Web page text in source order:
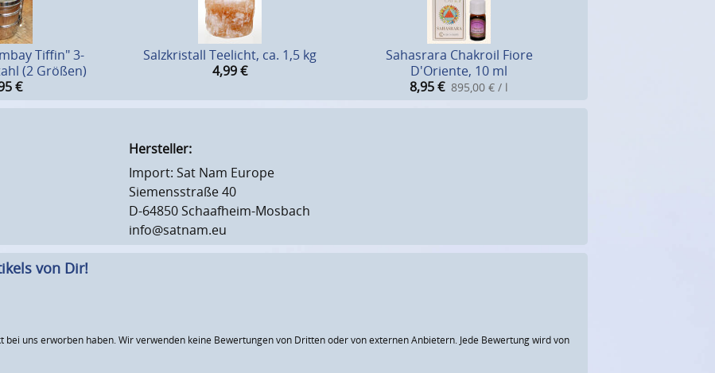
Tiffin" 3-
(2 Größen)
€
Salzkristall Teelicht, ca. 1,5 kg
4,99€
Sahasrara Chakroil Fiore
D'Oriente, 10 ml
8,95€ 895,00 € / l
Hersteller:
Import: Sat Nam Europe
Siemensstraße 40
D-64850 Schaafheim-Mosbach
info@satnam.eu
von Dir!
uns erworben haben. Wir verwenden keine Bewertungen von Dritten oder von externen Anbietern. Jede Bewertung wird von